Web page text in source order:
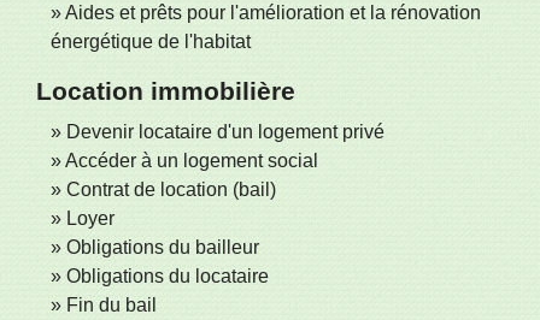
Aides et prêts pour l'amélioration et la rénovation
énergétique de l'habitat
Location immobilière
Devenir locataire d'un logement privé
Accéder à un logement social
Contrat de location (bail)
Loyer
Obligations du bailleur
Obligations du locataire
Fin du bail